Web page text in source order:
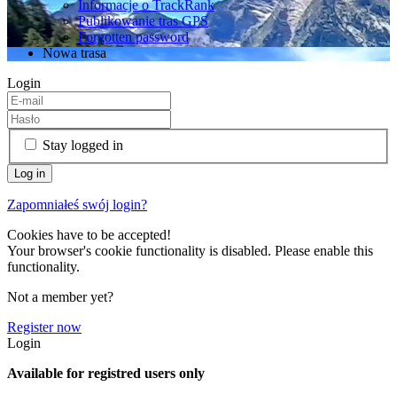
Informacje o TrackRank
Publikowanie tras GPS
Forgotten password
Nowa trasa
Login
Stay logged in
Zapomniałeś swój login?
Cookies have to be accepted!
Your browser's cookie functionality is disabled. Please enable this
functionality.
Not a member yet?
Register now
Login
Available for registred users only